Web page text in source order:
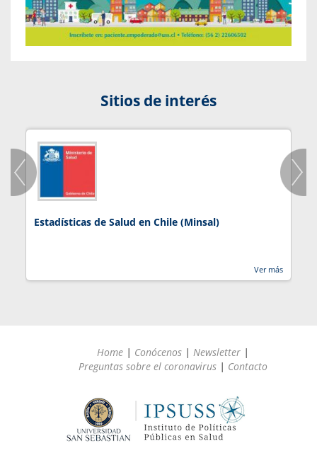
Sitios de interés
Estadísticas de Salud en Chile (Minsal)
Ver más
Home | Conócenos | Newsletter |
Preguntas sobre el coronavirus | Contacto